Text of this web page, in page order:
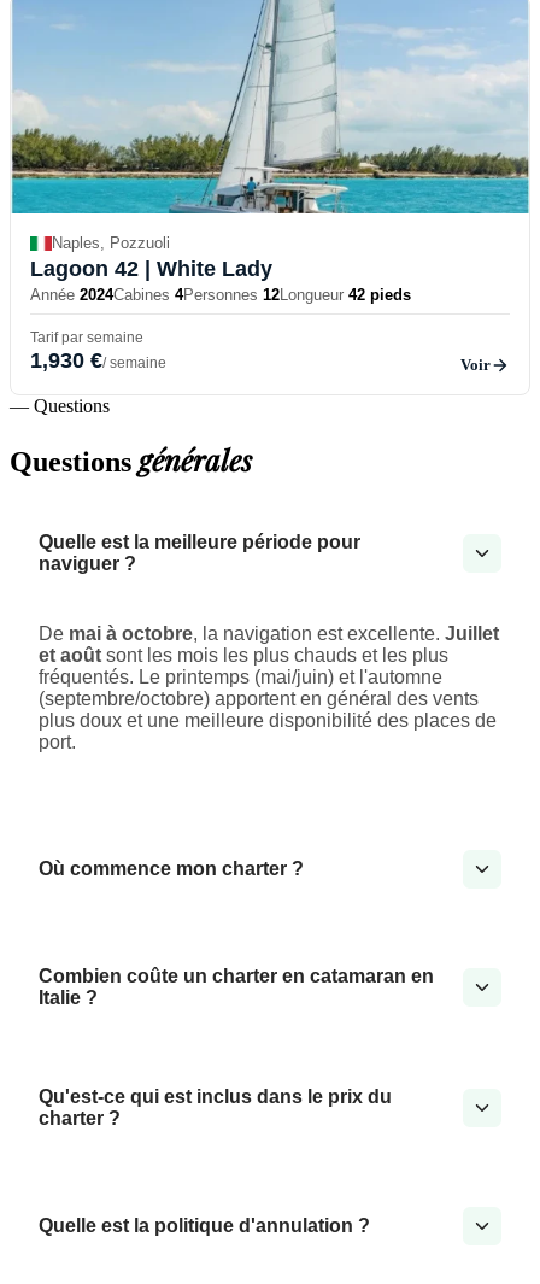
Naples, Pozzuoli
Lagoon 42 | White Lady
Année 2024Cabines 4Personnes 12Longueur 42 pieds
Tarif par semaine
1,930 €/ semaine Voir
— Questions
Questionsgénérales
Quelle est la meilleure période pour
naviguer ?
De mai à octobre, la navigation est excellente. Juillet
et août sont les mois les plus chauds et les plus
fréquentés. Le printemps (mai/juin) et l'automne
(septembre/octobre) apportent en général des vents
plus doux et une meilleure disponibilité des places de
port.
Où commence mon charter ?
Combien coûte un charter en catamaran en
Italie ?
Qu'est-ce qui est inclus dans le prix du
charter ?
Quelle est la politique d'annulation ?